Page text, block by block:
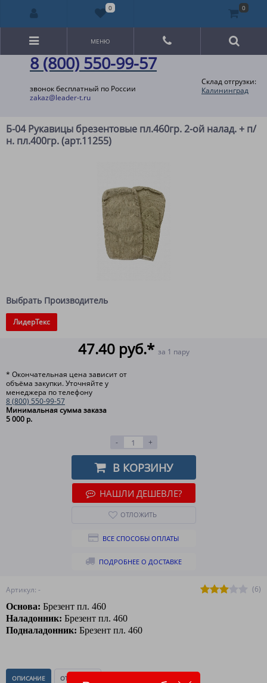
8 (800) 550-99-57
звонок бесплатный по России
zakaz@leader-t.ru
Склад отгрузки:
Калининград
МЕНЮ
Б-04 Рукавицы брезентовые пл.460гр. 2-ой налад. + п/
н. пл.400гр. (арт.11255)
Артикул: -
(6)
Основа: Брезент пл. 460
Наладонник: Брезент пл. 460
Подналадонник: Брезент пл. 460
Выбрать Производитель
ЛидерТекс
47.40 руб.* за 1 пару
* Окончательная цена зависит от
объёма закупки. Уточняйте у
менеджера по телефону
8 (800) 550-99-57
Минимальная сумма заказа
5 000 р.
- +
В КОРЗИНУ
НАШЛИ ДЕШЕВЛЕ?
ОТЛОЖИТЬ
ВСЕ СПОСОБЫ ОПЛАТЫ
ПОДРОБНЕЕ О ДОСТАВКЕ
ОПИСАНИЕ ОТЗЫВЫ
0 0